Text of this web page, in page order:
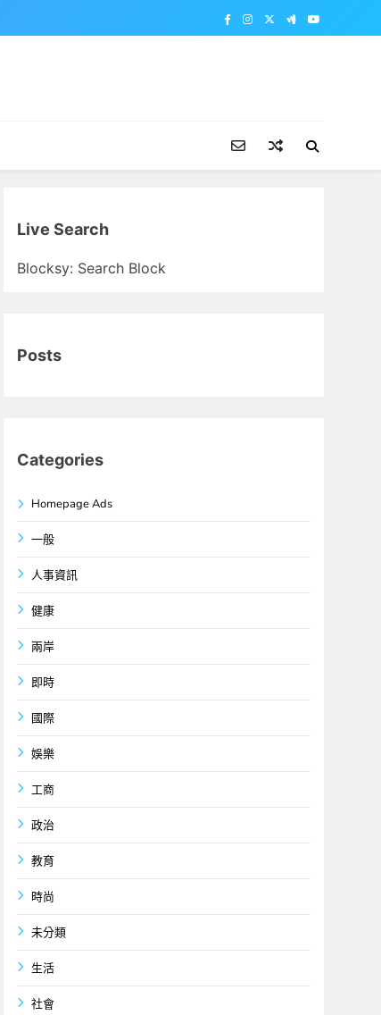
Live Search
Blocksy: Search Block
Posts
Categories
Homepage Ads
一般
人事資訊
健康
兩岸
即時
國際
娛樂
工商
政治
教育
時尚
未分類
生活
社會